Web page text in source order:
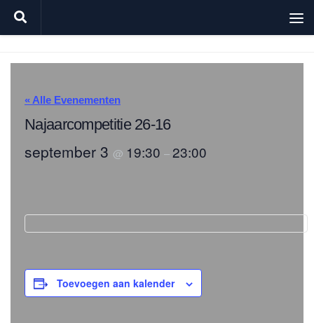
Doorgaan naar inhoud
« Alle Evenementen
Najaarcompetitie 26-16
september 3 @ 19:30 – 23:00
Toevoegen aan kalender